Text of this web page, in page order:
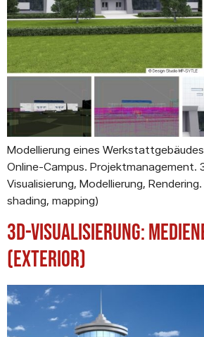
Modellierung eines
Online-Campus. Projektmanagement.
Visualisierung, Modellierung,
shading, mapping)
3D-Visualisierung:
(Exterior)